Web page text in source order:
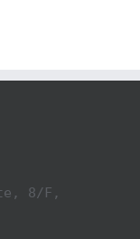
8/F,